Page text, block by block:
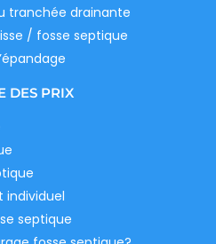
tranchée drainante
/ fosse septique
DES PRIX
individuel
septique